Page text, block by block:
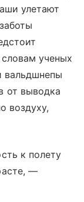
улетают
ученых
вальдшнепы
от выводка
воздуху,
к полету
—